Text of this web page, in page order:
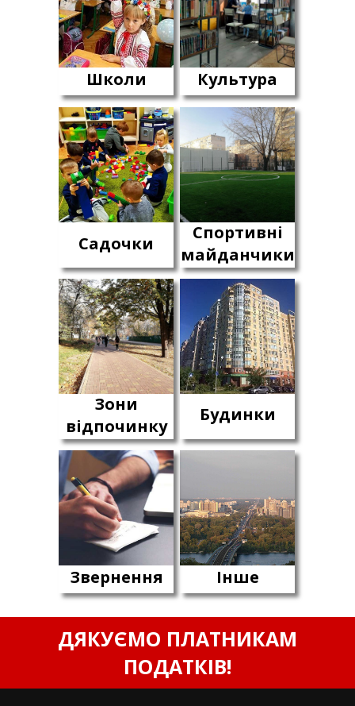
Школи
Садочки
Зони
відпочинку
Інше
Культура
Звернення
Будинки
Спортивні
майданчики
ДЯКУЄМО ПЛАТНИКАМ
ПОДАТКІВ!